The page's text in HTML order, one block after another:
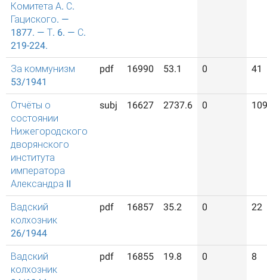
Комитета А. С.
Гациского. —
1877. — Т. 6. — С.
219-224.
За коммунизм
53/1941
pdf 16990 53.1 0 41
Отчёты о
состоянии
Нижегородского
дворянского
института
императора
Александра II
subj 16627 2737.6 0
Вадский
колхозник
26/1944
pdf 16857 35.2 0 22
Вадский
колхозник
pdf 16855 19.8 0 8